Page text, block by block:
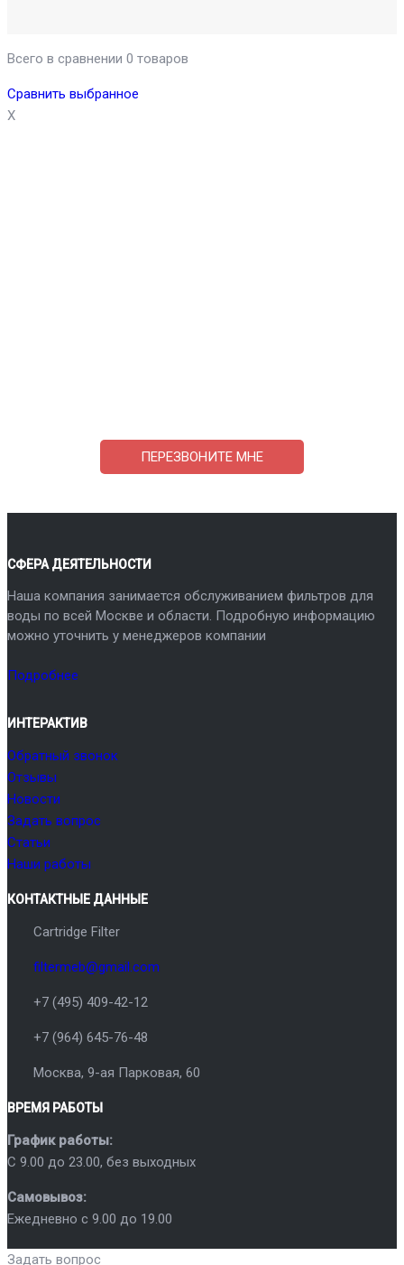
Всего в сравнении 0 товаров
Сравнить выбранное
X
ПЕРЕЗВОНИТЕ МНЕ
СФЕРА ДЕЯТЕЛЬНОСТИ
Наша компания занимается обслуживанием фильтров для
воды по всей Москве и области. Подробную информацию
можно уточнить у менеджеров компании
Подробнее
ИНТЕРАКТИВ
Обратный звонок
Отзывы
Новости
Задать вопрос
Статьи
Наши работы
КОНТАКТНЫЕ ДАННЫЕ
Cartridge Filter
filtermeb@gmail.com
+7 (495) 409-42-12
+7 (964) 645-76-48
Москва, 9-ая Парковая, 60
ВРЕМЯ РАБОТЫ
График работы:
C 9.00 до 23.00, без выходных
Самовывоз:
Ежедневно с 9.00 до 19.00
Задать вопрос